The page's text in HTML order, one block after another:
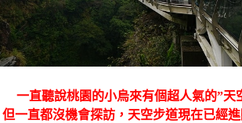
一直聽說桃園的小烏來有個超人氣的”天
但一直都沒機會探訪，天空步道現在已經進